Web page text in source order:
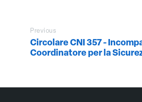
Previous
Circolare CNI 357 -
Coordinatore per la